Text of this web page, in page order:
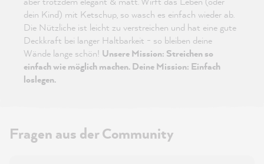
dein Kind) mit Ketschup, so wasch es einfach wieder ab.
Die Nützliche ist leicht zu verstreichen und hat eine gute
Deckkraft bei langer Haltbarkeit - so bleiben deine
Wände lange schön! Unsere Mission: Streichen so
einfach wie möglich machen. Deine Mission: Einfach
loslegen.
Fragen aus der Community